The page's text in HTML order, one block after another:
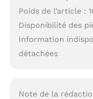
Poids de l’article :
Disponibilité des
Information
détachées
Note de la